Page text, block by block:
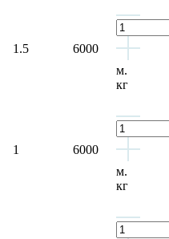
1.5
6000
м.
кг
1
6000
м.
кг